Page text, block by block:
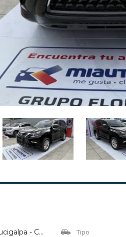
Tegucigalpa - Colonia El Prado Tipo